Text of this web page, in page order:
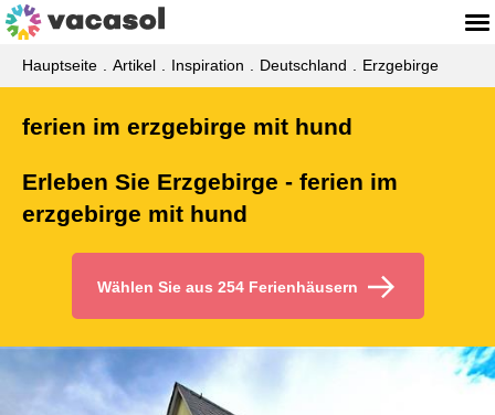
Hauptseite Artikel Inspiration Deutschland Erzgebirge
ferien im erzgebirge mit hund
Erleben Sie Erzgebirge - ferien im
erzgebirge mit hund
Wählen Sie aus 254 Ferienhäusern